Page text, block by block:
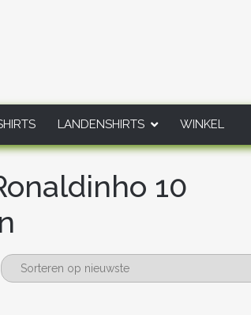
LANDENSHIRTS WINKEL
10